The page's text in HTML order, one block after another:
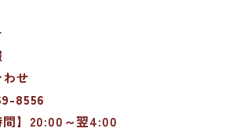
せ
8556
間】20:00～翌4:00